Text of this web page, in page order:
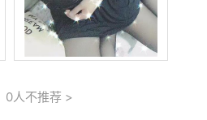
0人不推荐 >